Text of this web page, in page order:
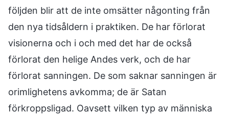
följden blir att de inte omsätter någonting från
den nya tidsåldern i praktiken. De har förlorat
visionerna och i och med det har de också
förlorat den helige Andes verk, och de har
förlorat sanningen. De som saknar sanningen är
orimlighetens avkomma; de är Satan
förkroppsligad. Oavsett vilken typ av människa